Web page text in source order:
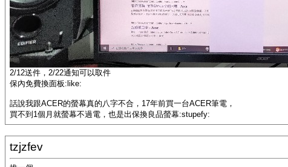
2/12送件，2/22通知可以取件
保內免費換面板:like:
話說我跟ACER的螢幕真的八字不合，17年前買一台ACER筆電，
買不到1個月就螢幕不過電，也是出保換良品螢幕:stupefy:
tzjzfev